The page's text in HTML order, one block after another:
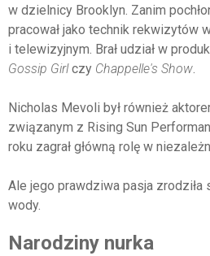
w dzielnicy Brooklyn. Zanim
pracował jako technik rekwizytów
i telewizyjnym. Brał udział w
Gossip Girlczy Chappelle's Show.
Nicholas Mevoli był również
związanym z Rising Sun
roku zagrał główną rolę w
Ale jego prawdziwa pasja zrodziła
wody.
Narodziny nurka